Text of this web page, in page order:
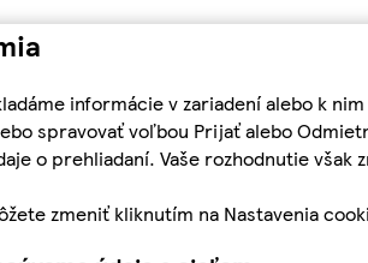
informácie v zariadení alebo k
spravovať voľbou Prijať alebo
o prehliadaní. Vaše rozhodnutie
zmeniť kliknutím na Nastavenia